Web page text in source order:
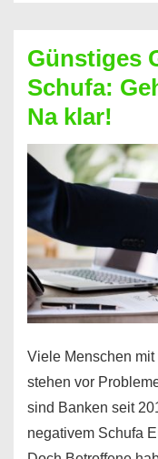
dabei
profitieren
–
So
funktioniert’s
Günstiges
Schufa:
Na klar!
Viele Menschen
stehen vor
sind Banken seit
negativem Schufa